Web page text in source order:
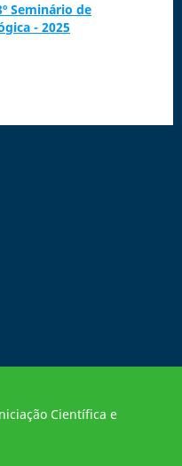
Seminário de
- 2025
Científica e